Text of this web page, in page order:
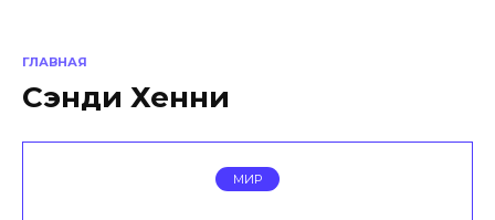
ГЛАВНАЯ
Сэнди Хенни
МИР